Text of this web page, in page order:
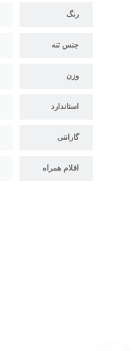
رنگ
جنس تنه
وزن
استاندارد
گارانتی
اقلام همراه